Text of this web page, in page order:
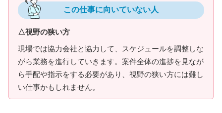
この仕事に向いていない人
△視野の狭い方
現場では協力会社と協力して、スケジュールを調整しな
がら業務を進行していきます。案件全体の進捗を見なが
ら手配や指示をする必要があり、視野の狭い方には難し
い仕事かもしれません。